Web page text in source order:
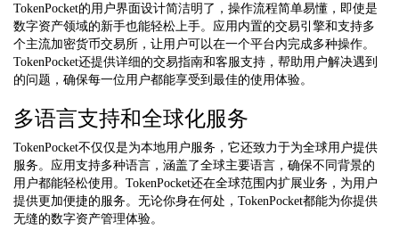
TokenPocket的用户界面设计简洁明了，操作流程简单易懂，即使是
数字资产领域的新手也能轻松上手。应用内置的交易引擎和支持多
个主流加密货币交易所，让用户可以在一个平台内完成多种操作。
TokenPocket还提供详细的交易指南和客服支持，帮助用户解决遇到
的问题，确保每一位用户都能享受到最佳的使用体验。
多语言支持和全球化服务
TokenPocket不仅仅是为本地用户服务，它还致力于为全球用户提供
服务。应用支持多种语言，涵盖了全球主要语言，确保不同背景的
用户都能轻松使用。TokenPocket还在全球范围内扩展业务，为用户
提供更加便捷的服务。无论你身在何处，TokenPocket都能为你提供
无缝的数字资产管理体验。